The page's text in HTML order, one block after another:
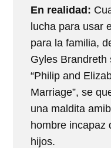
En realidad:
lucha para usar
para la familia,
Gyles Brandreth
“Philip and
Marriage”, se
una maldita
hombre incapaz
hijos.